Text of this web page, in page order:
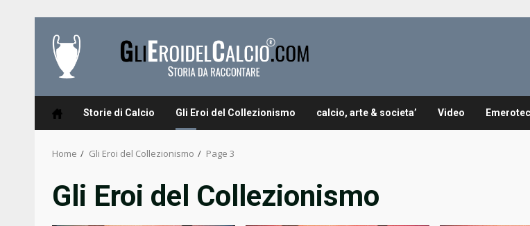
content
Storie di Calcio Gli Eroi del Collezionismo calcio, arte & societa’ Video
Home Gli Eroi del Collezionismo Page 3
Gli Eroi del Collezionismo